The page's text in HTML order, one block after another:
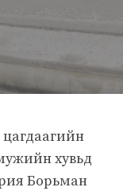
хувьд
Борьман